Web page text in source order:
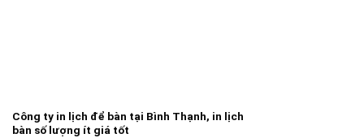
Công ty in lịch để bàn tại Bình Thạnh, in lịch
bàn số lượng ít giá tốt